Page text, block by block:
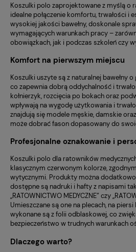
Koszulki polo zaprojektowane z myślą o
idealne połączenie komfortu, trwałości i
wysokiej jakości bawełny, doskonale
wymagających warunkach pracy –
obowiązkach, jak i podczas szkoleń czy
Komfort na pierwszym miejscu
Koszulki uszyte są z naturalnej bawełny
co zapewnia dobrą oddychalność i
kołnierzyk, rozcięcia po bokach oraz
wpływają na wygodę użytkowania i
znajdują się modele męskie, damskie
może dobrać fason dopasowany do
Profesjonalne oznakowanie i
Koszulki polo dla ratowników
klasycznym czerwonym kolorze,
wytycznymi. Produkty można
dostępne są nadruki i hafty z napisami
„RATOWNICTWO MEDYCZNE” czy
Umieszczane są one na plecach, na
wykonane są z folii odblaskowej, co
bezpieczeństwo w trudnych warunkach
Dlaczego warto?